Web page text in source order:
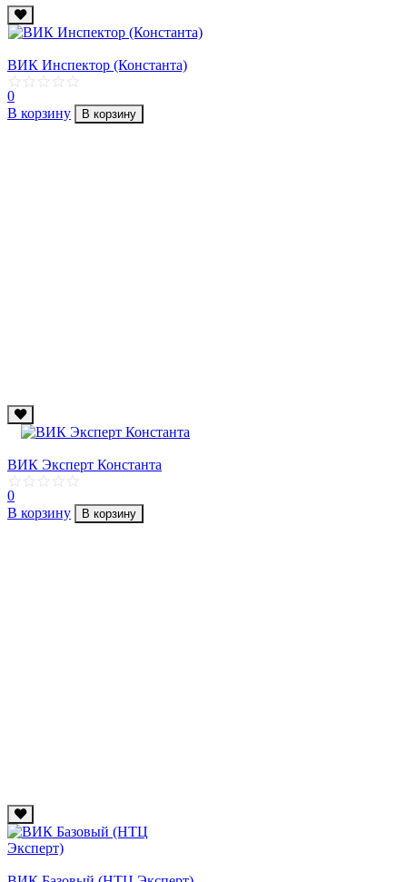
ВИК Инспектор (Константа)
0
В корзину
В корзину
ВИК Эксперт Константа
0
В корзину
В корзину